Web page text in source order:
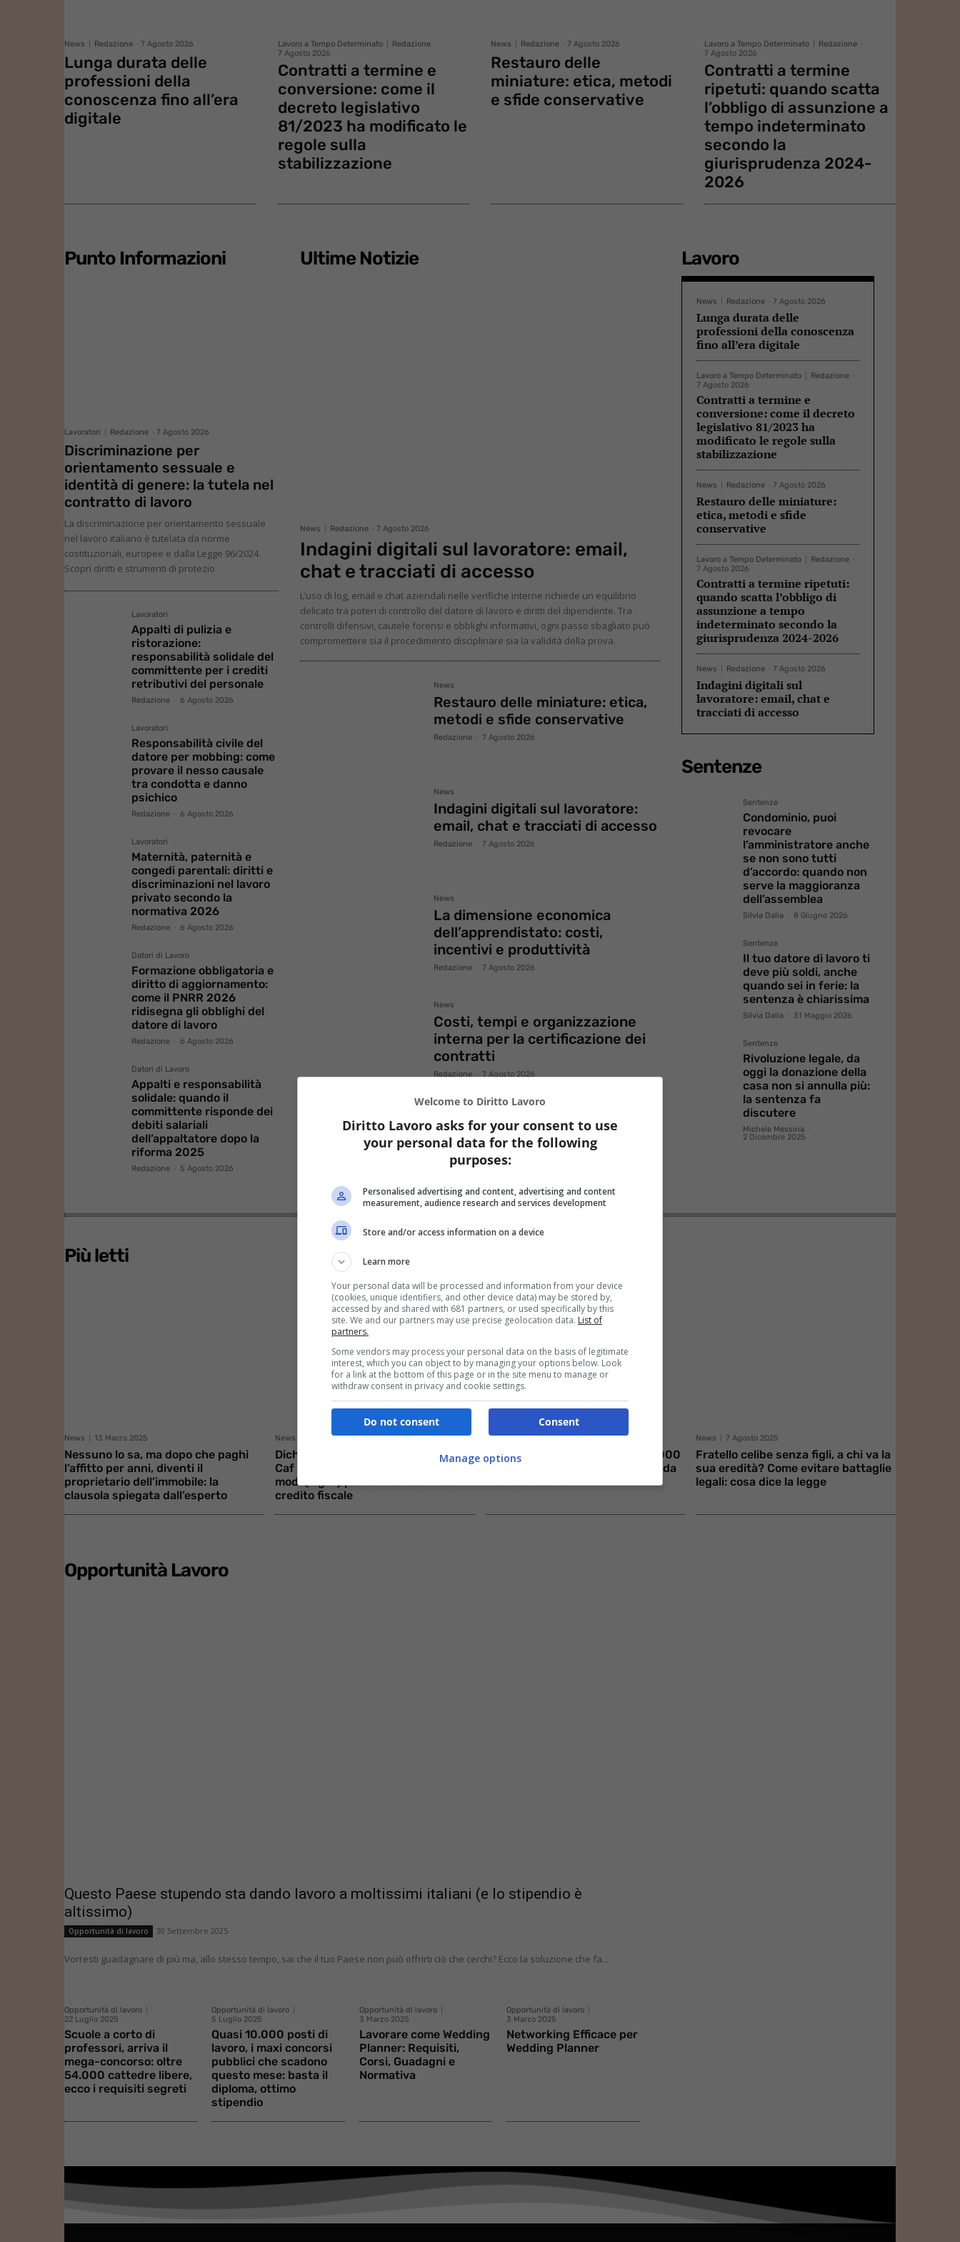
del
News Redazione 7 Agosto 2026
Lunga durata delle
professioni della
conoscenza fino all’era
digitale
Lavoro a Tempo Determinato Redazione
7 Agosto 2026
Contratti a termine e
conversione: come il
decreto legislativo
81/2023 ha modificato le
regole sulla
stabilizzazione
News Redazione 7 Agosto 2026
Restauro delle
miniature: etica, metodi
e sfide conservative
Lavoro a Tempo Determinato Redazione
7 Agosto 2026
Contratti a termine
ripetuti: quando scatta
l’obbligo di assunzione a
tempo indeterminato
secondo la
giurisprudenza 2024-
2026
Punto Informazioni
Lavoratori Redazione 7 Agosto 2026
Discriminazione per
orientamento sessuale e
identità di genere: la tutela nel
contratto di lavoro
La discriminazione per orientamento sessuale
nel lavoro italiano è tutelata da norme
costituzionali, europee e dalla Legge 96/2024.
Scopri diritti e strumenti di protezio
Lavoratori
Appalti di pulizia e
ristorazione:
responsabilità solidale del
committente per i crediti
retributivi del personale
Redazione 6 Agosto 2026
Lavoratori
Responsabilità civile del
datore per mobbing: come
provare il nesso causale
tra condotta e danno
psichico
Redazione 6 Agosto 2026
Lavoratori
Maternità, paternità e
congedi parentali: diritti e
discriminazioni nel lavoro
privato secondo la
normativa 2026
Redazione 6 Agosto 2026
Datori di Lavoro
Formazione obbligatoria e
diritto di aggiornamento:
come il PNRR 2026
ridisegna gli obblighi del
datore di lavoro
Redazione 6 Agosto 2026
Datori di Lavoro
Appalti e responsabilità
solidale: quando il
committente risponde dei
debiti salariali
dell’appaltatore dopo la
riforma 2025
Redazione 5 Agosto 2026
Ultime Notizie
News Redazione 7 Agosto 2026
Indagini digitali sul lavoratore: email,
chat e tracciati di accesso
L’uso di log, email e chat aziendali nelle verifiche interne richiede un equilibrio
delicato tra poteri di controllo del datore di lavoro e diritti del dipendente. Tra
controlli difensivi, cautele forensi e obblighi informativi, ogni passo sbagliato può
compromettere sia il procedimento disciplinare sia la validità della prova.
News
Restauro delle miniature: etica,
metodi e sfide conservative
Redazione 7 Agosto 2026
News
Indagini digitali sul lavoratore:
email, chat e tracciati di accesso
Redazione 7 Agosto 2026
News
La dimensione economica
dell’apprendistato: costi,
incentivi e produttività
Redazione 7 Agosto 2026
News
Costi, tempi e organizzazione
interna per la certificazione dei
contratti
Redazione 7 Agosto 2026
Nullità, annullabilità e inefficacia
del contratto di lavoro
Redazione - 7 Agosto 2026
Lavoro
News Redazione 7 Agosto 2026
Lunga durata delle
professioni della conoscenza
fino all’era digitale
Lavoro a Tempo Determinato Redazione
7 Agosto 2026
Contratti a termine e
conversione: come il decreto
legislativo 81/2023 ha
modificato le regole sulla
stabilizzazione
News Redazione 7 Agosto 2026
Restauro delle miniature:
etica, metodi e sfide
conservative
Lavoro a Tempo Determinato Redazione
7 Agosto 2026
Contratti a termine ripetuti:
quando scatta l’obbligo di
assunzione a tempo
indeterminato secondo la
giurisprudenza 2024-2026
News Redazione 7 Agosto 2026
Indagini digitali sul
lavoratore: email, chat e
tracciati di accesso
Sentenze
Sentenze
Condominio, puoi
revocare
l’amministratore anche
se non sono tutti
d’accordo: quando non
serve la maggioranza
dell’assemblea
Silvia Dalia 8 Giugno 2026
Sentenze
Il tuo datore di lavoro ti
deve più soldi, anche
quando sei in ferie: la
sentenza è chiarissima
Silvia Dalia 31 Maggio 2026
Sentenze
Rivoluzione legale, da
oggi la donazione della
casa non si annulla più:
la sentenza fa
discutere
Michele Messina
2 Dicembre 2025
Più letti
News 13 Marzo 2025
Nessuno lo sa, ma dopo che paghi
l’affitto per anni, diventi il
proprietario dell’immobile: la
clausola spiegata dall’esperto
News 26 Aprile 2025
Dichiarazione dei Redditi 2025, il
Caf non te lo dice ma ci sono fino a 8
modi (legali) per aumentare il tuo
credito fiscale
News 15 Marzo 2025
Le famiglie con ISEE fino a €35.000
possono gioire: 500 euro subito da
richiedere al CAF
News 7 Agosto 2025
Fratello celibe senza figli, a chi va la
sua eredità? Come evitare battaglie
legali: cosa dice la legge
Opportunità Lavoro
Questo Paese stupendo sta dando lavoro a moltissimi italiani (e lo stipendio è
altissimo)
Opportunità di lavoro 30 Settembre 2025
Vorresti guadagnare di più ma, allo stesso tempo, sai che il tuo Paese non può offrirti ciò che cerchi? Ecco la soluzione che fa...
Opportunità di lavoro
22 Luglio 2025
Scuole a corto di
professori, arriva il
mega-concorso: oltre
54.000 cattedre libere,
ecco i requisiti segreti
Opportunità di lavoro
5 Luglio 2025
Quasi 10.000 posti di
lavoro, i maxi concorsi
pubblici che scadono
questo mese: basta il
diploma, ottimo
stipendio
Opportunità di lavoro
3 Marzo 2025
Lavorare come Wedding
Planner: Requisiti,
Corsi, Guadagni e
Normativa
Opportunità di lavoro
3 Marzo 2025
Networking Efficace per
Wedding Planner
Welcome to Diritto Lavoro
Diritto Lavoro asks for your consent to use
your personal data for the following
purposes:
Personalised advertising and content, advertising and content
measurement, audience research and services development
Store and/or access information on a device
Learn more
Your personal data will be processed and information from your device
(cookies, unique identifiers, and other device data) may be stored by,
accessed by and shared with 681 partners, or used specifically by this
site. We and our partners may use precise geolocation data. List of
partners.
Some vendors may process your personal data on the basis of legitimate
interest, which you can object to by managing your options below. Look
for a link at the bottom of this page or in the site menu to manage or
withdraw consent in privacy and cookie settings.
Consent
Do not consent
Manage options